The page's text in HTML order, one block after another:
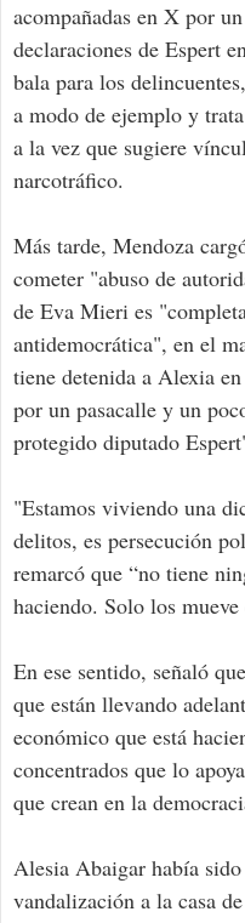
acompañadas en X por
declaraciones de Espert
bala para los
a modo de ejemplo y
a la vez que sugiere
narcotráfico.
Más tarde, Mendoza
cometer "abuso de
de Eva Mieri es
antidemocrática", en el
tiene detenida a Alexia
por un pasacalle y un
protegido diputado
"Estamos viviendo una
delitos, es persecución
remarcó que “no tiene
haciendo. Solo los
En ese sentido, señaló
que están llevando
económico que está
concentrados que lo
que crean en la
Alesia Abaigar había
vandalización a la casa